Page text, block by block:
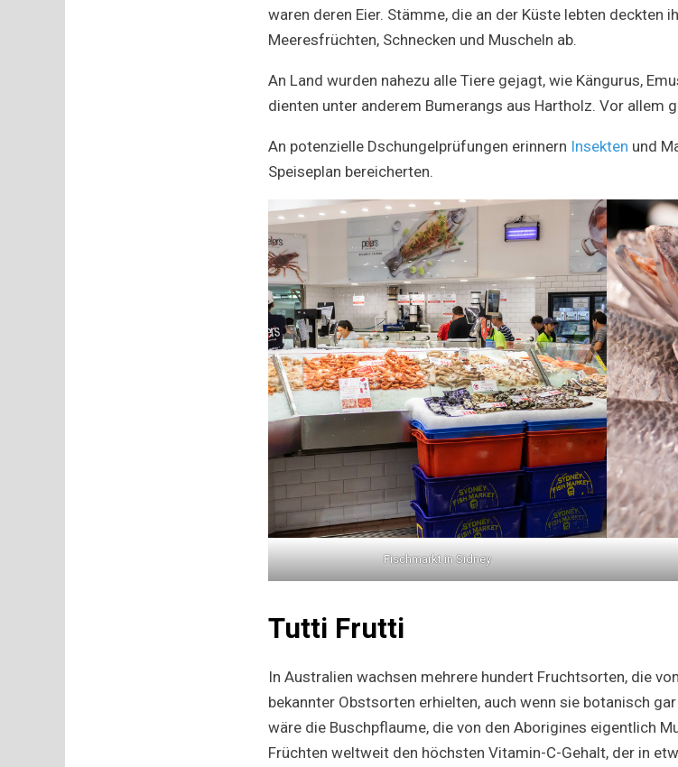
waren deren Eier. Stämme, die an der Küste lebten deckten
Meeresfrüchten, Schnecken und Muscheln ab.
An Land wurden nahezu alle Tiere gejagt, wie Kängurus,
dienten unter anderem Bumerangs aus Hartholz. Vor allem
An potenzielle Dschungelprüfungen erinnern Insekten und
Speiseplan bereicherten.
Fischmarkt in Sidney
Tutti Frutti
In Australien wachsen mehrere hundert Fruchtsorten, die
bekannter Obstsorten erhielten, auch wenn sie botanisch
wäre die Buschpflaume, die von den Aborigines eigentlich
Früchten weltweit den höchsten Vitamin-C-Gehalt, der in